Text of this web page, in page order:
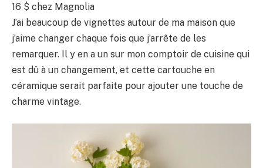
16 $ chez Magnolia
J’ai beaucoup de vignettes autour de ma maison que
j’aime changer chaque fois que j’arrête de les
remarquer. Il y en a un sur mon comptoir de cuisine qui
est dû à un changement, et cette cartouche en
céramique serait parfaite pour ajouter une touche de
charme vintage.